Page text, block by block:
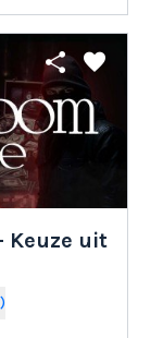
share favorite
Keuze uit